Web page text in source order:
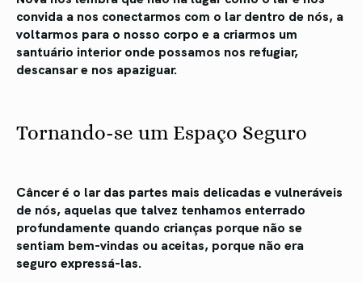
convida a nos conectarmos com o lar dentro de nós, a
voltarmos para o nosso corpo e a criarmos um
santuário interior onde possamos nos refugiar,
descansar e nos apaziguar.
Tornando-se um Espaço Seguro
Câncer é o lar das partes mais delicadas e vulneráveis ​​
de nós, aquelas que talvez tenhamos enterrado
profundamente quando crianças porque não se
sentiam bem-vindas ou aceitas, porque não era
seguro expressá-las.